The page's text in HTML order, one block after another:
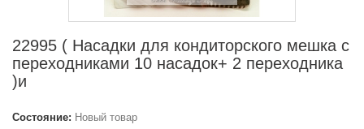
22995 ( Насадки для кондиторского мешка с
переходниками 10 насадок+ 2 переходника
)и
Состояние: Новый товар